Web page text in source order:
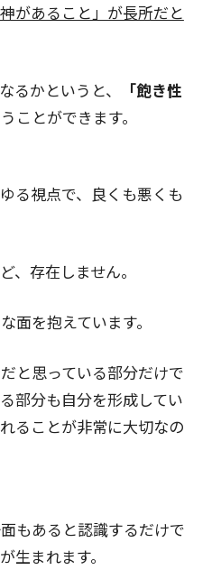
があること」が長所だと
るかというと、
「飽き性
ことができます。
る視点で、良くも悪くも
、存在しません。
面を抱えています。
と思っている部分だけで
部分も自分を形成してい
ることが非常に大切なの
もあると認識するだけで
生まれます。